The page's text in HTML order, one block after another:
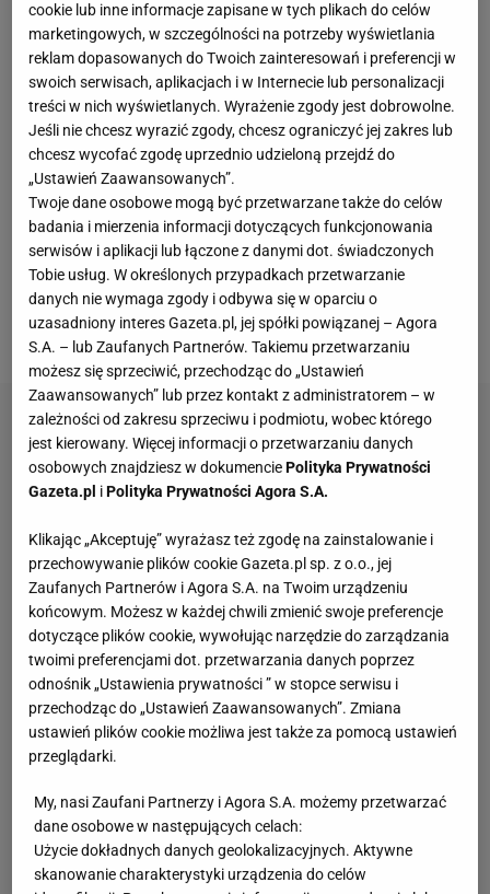
Juliję Starodubcewą (150. WTA), to Ukrainka
sprawiła jej sporo problemów. Natomiast w
kolejnymmeczudość niespodziewanie uległa Mirrze
Andriejewej (47. WTA) i to boleśnie.Dość
powiedzieć, że w pierwszym secie nie była w stanie
urwać rywalce nawet gema. Nieco lepiej było w
drugiej partii, ale i ta zakończyła się jej porażką (2:6)
Tym samym Jabeur szybko pożegnała się z
turniejem. Na domiar złego wzbudziła spore
kontrowersje i stała się obiektem kpin w mediach
społecznościowych.
cookie lub inne informacje zapisane w tych plikach do celów
marketingowych, w szczególności na potrzeby wyświetlania
reklam dopasowanych do Twoich zainteresowań i preferencji w
swoich serwisach, aplikacjach i w Internecie lub personalizacji
treści w nich wyświetlanych. Wyrażenie zgody jest dobrowolne.
Jeśli nie chcesz wyrazić zgody, chcesz ograniczyć jej zakres lub
chcesz wycofać zgodę uprzednio udzieloną przejdź do
„Ustawień Zaawansowanych”.
Twoje dane osobowe mogą być przetwarzane także do celów
badania i mierzenia informacji dotyczących funkcjonowania
serwisów i aplikacji lub łączone z danymi dot. świadczonych
Tobie usług. W określonych przypadkach przetwarzanie
danych nie wymaga zgody i odbywa się w oparciu o
uzasadniony interes Gazeta.pl, jej spółki powiązanej – Agora
S.A. – lub Zaufanych Partnerów. Takiemu przetwarzaniu
możesz się sprzeciwić, przechodząc do „Ustawień
Zaawansowanych” lub przez kontakt z administratorem – w
zależności od zakresu sprzeciwu i podmiotu, wobec którego
jest kierowany. Więcej informacji o przetwarzaniu danych
osobowych znajdziesz w dokumenciePolityka Prywatności
Gazeta.pl iPolityka Prywatności Agora S.A.
Klikając „Akceptuję” wyrażasz też zgodę na zainstalowanie i
przechowywanie plików cookie Gazeta.pl sp. z o.o., jej
Zaufanych Partnerów i Agora S.A. na Twoim urządzeniu
końcowym. Możesz w każdej chwili zmienić swoje preferencje
dotyczące plików cookie, wywołując narzędzie do zarządzania
twoimi preferencjami dot. przetwarzania danych poprzez
odnośnik „Ustawienia prywatności ” w stopce serwisu i
przechodząc do „Ustawień Zaawansowanych”. Zmiana
ustawień plików cookie możliwa jest także za pomocą ustawień
przeglądarki.
My, nasi Zaufani Partnerzy i Agora S.A. możemy przetwarzać
dane osobowe w następujących celach:
Użycie dokładnych danych geolokalizacyjnych. Aktywne
skanowanie charakterystyki urządzenia do celów